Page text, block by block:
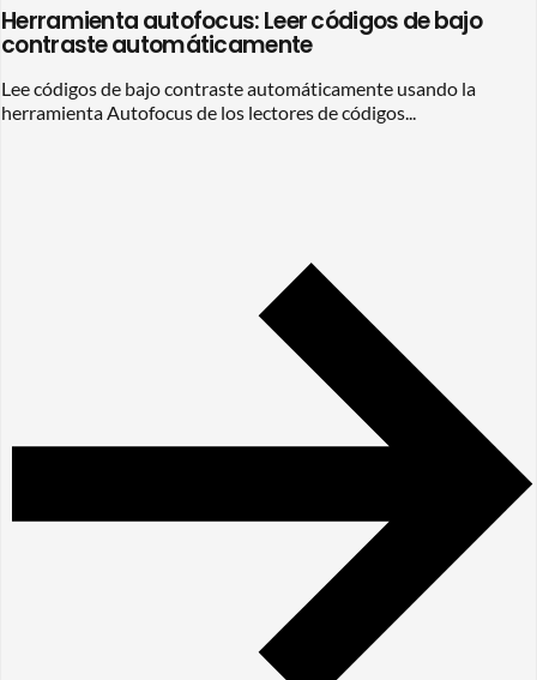
Herramienta autofocus: Leer códigos de bajo
contraste automáticamente
Lee códigos de bajo contraste automáticamente usando la
herramienta Autofocus de los lectores de códigos...